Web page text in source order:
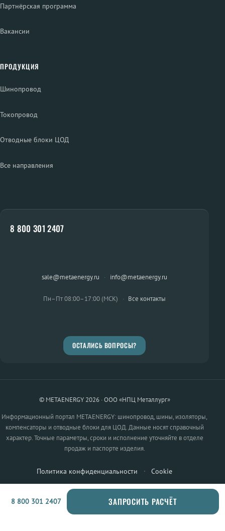
Партнёрская программа
Вакансии
ПРОДУКЦИЯ
Шинопровод
Токопровод
Отводные блоки ЦОД
Все направления
8 800 301 2407
sale@metaenergy.ru · info@metaenergy.ru
Пн–Пт 08:00–17:00 (МСК) · Все контакты
ОСТАЛИСЬ ВОПРОСЫ?
© METAENERGY 2026 · ООО «НПЦ Металлург»
Информационный портал METAENERGY: шинопровод, шины, изоляторы,
компенсаторы и отводные блоки для ЦОД. Данные носят справочный
характер. Точные параметры, сроки и исполнение уточняйте в отделе
продаж и паспорте изделия.
Политика конфиденциальности · Cookie
8 800 301 2407 ЗАПРОСИТЬ РАСЧЁТ